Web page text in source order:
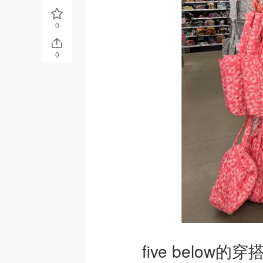
0
0
five below的穿